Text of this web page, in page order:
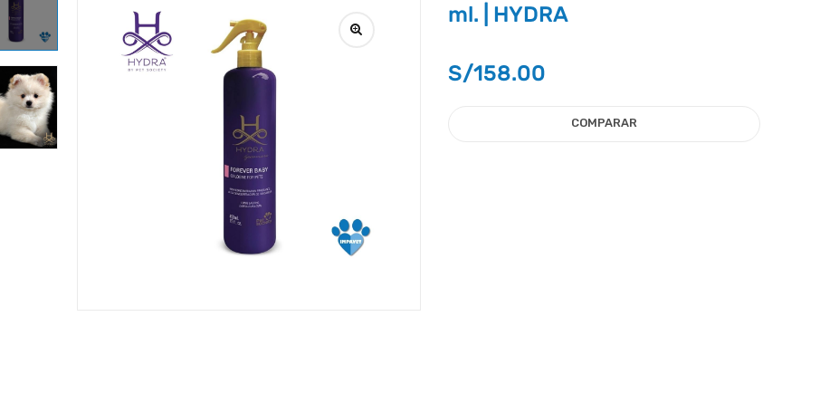
ml. | HYDRA
S/158.00
COMPARAR